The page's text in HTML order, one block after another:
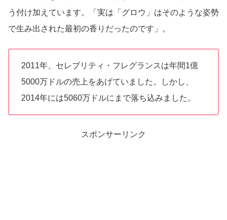
う付け加えています。「実は「グロウ」はそのような姿勢
で生み出された最初の香りだったのです」。
2011年、セレブリティ・フレグランスは年間1億
5000万ドルの売上をあげていました。しかし、
2014年には5060万ドルにまで落ち込みました。
スポンサーリンク